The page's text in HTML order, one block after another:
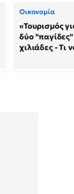
Οικονομία
«Τουρισμός
δύο
χιλιάδες - Τι